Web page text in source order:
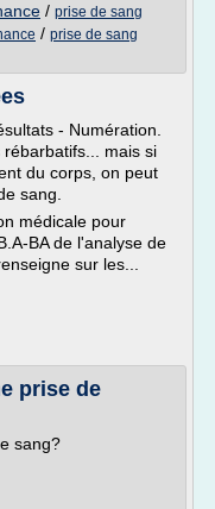
/ prise de sang
/ prise de sang
- Numération.
mais si
du corps, on peut
sang.
médicale pour
BA de l'analyse de
sur les...
prise de
sang?